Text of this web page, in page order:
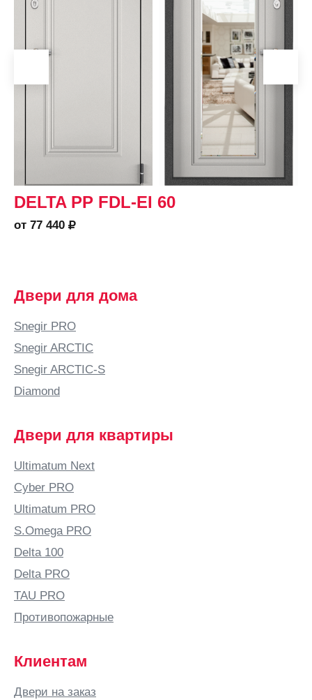
DELTA PP FDL-EI 60
от 77 440
Двери для дома
Snegir PRO
Snegir ARCTIC
Snegir ARCTIC-S
Diamond
Двери для квартиры
Ultimatum Next
Cyber PRO
Ultimatum PRO
S.Omega PRO
Delta 100
Delta PRO
TAU PRO
Противопожарные
Клиентам
Двери на заказ